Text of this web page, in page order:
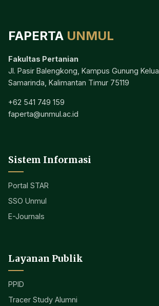
FAPERTA UNMUL
Fakultas Pertanian
Jl. Pasir Balengkong, Kampus Gunung Kelua
Samarinda, Kalimantan Timur 75119
+62 541 749 159
faperta@unmul.ac.id
Sistem Informasi
Portal STAR
SSO Unmul
E-Journals
Layanan Publik
PPID
Tracer Study Alumni